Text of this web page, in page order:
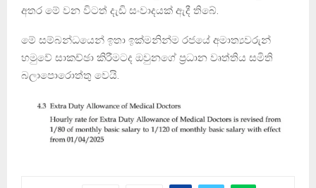
අතර මේ වන විටත් දැඩි සංවාදයක් ඇදී තිබේ.
මේ සම්බන්ධයෙන් ඉතා ඉක්මනින්ම රජයේ අමාත්‍යවරුන්
හමුවේ සාකච්ඡා කිරීමටද ඔවුනගේ ප‍්‍රධාන වෘත්තිය සමිති
බලාපොරොත්තු වෙයි.